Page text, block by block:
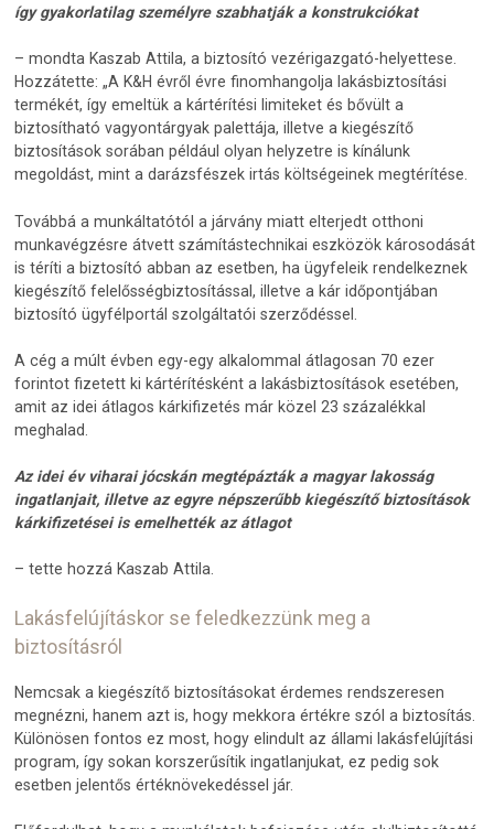
így gyakorlatilag személyre szabhatják a konstrukciókat
– mondta Kaszab Attila, a biztosító vezérigazgató-helyettese.
Hozzátette: „A K&H évről évre finomhangolja lakásbiztosítási
termékét, így emeltük a kártérítési limiteket és bővült a
biztosítható vagyontárgyak palettája, illetve a kiegészítő
biztosítások sorában például olyan helyzetre is kínálunk
megoldást, mint a darázsfészek irtás költségeinek megtérítése.
Továbbá a munkáltatótól a járvány miatt elterjedt otthoni
munkavégzésre átvett számítástechnikai eszközök károsodását
is téríti a biztosító abban az esetben, ha ügyfeleik rendelkeznek
kiegészítő felelősségbiztosítással, illetve a kár időpontjában
biztosító ügyfélportál szolgáltatói szerződéssel.
A cég a múlt évben egy-egy alkalommal átlagosan 70 ezer
forintot fizetett ki kártérítésként a lakásbiztosítások esetében,
amit az idei átlagos kárkifizetés már közel 23 százalékkal
meghalad.
Az idei év viharai jócskán megtépázták a magyar lakosság
ingatlanjait, illetve az egyre népszerűbb kiegészítő biztosítások
kárkifizetései is emelhették az átlagot
– tette hozzá Kaszab Attila.
Lakásfelújításkor se feledkezzünk meg a
biztosításról
Nemcsak a kiegészítő biztosításokat érdemes rendszeresen
megnézni, hanem azt is, hogy mekkora értékre szól a biztosítás.
Különösen fontos ez most, hogy elindult az állami lakásfelújítási
program, így sokan korszerűsítik ingatlanjukat, ez pedig sok
esetben jelentős értéknövekedéssel jár.